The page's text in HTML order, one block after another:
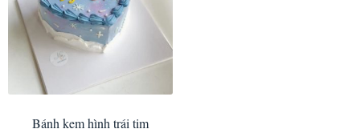
Bánh kem hình trái tim